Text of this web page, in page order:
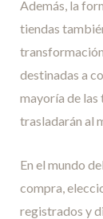
Además, la
tiendas
destinadas a
mayoría de las
trasladarán al
En el mundo
compra,
registrados y